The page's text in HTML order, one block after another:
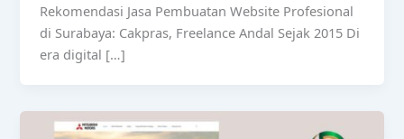
Rekomendasi Jasa Pembuatan Website Profesional
di Surabaya: Cakpras, Freelance Andal Sejak 2015 Di
era digital […]